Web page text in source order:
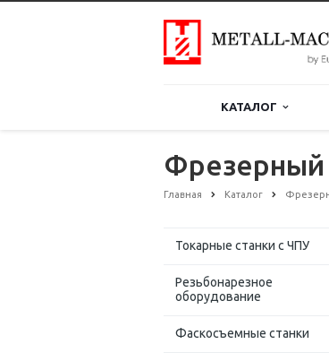
КАТАЛОГ
Фрезерный
Главная Каталог
Токарные станки с ЧПУ
Резьбонарезное
оборудование
Фаскосъемные станки